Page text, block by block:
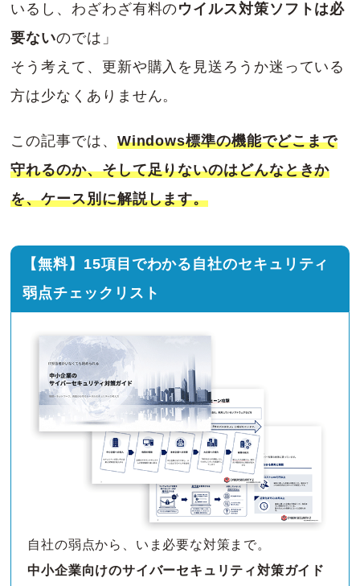
いるし、わざわざ有料のウイルス対策ソフトは必
要ないのでは」
そう考えて、更新や購入を見送ろうか迷っている
方は少なくありません。
この記事では、 Windows標準の機能でどこまで
守れるのか、そして足りないのはどんなときか
を、ケース別に解説します。
【無料】15項目でわかる自社のセキュリティ
弱点チェックリスト
自社の弱点から、いま必要な対策まで。
中小企業向けのサイバーセキュリティ対策ガイド